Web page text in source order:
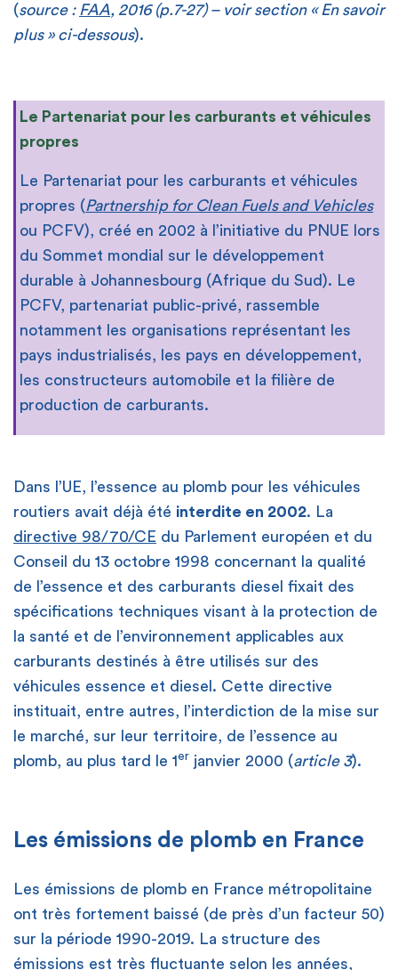
(source : FAA, 2016 (p.7-27) – voir section « En savoir
plus » ci-dessous).
Le Partenariat pour les carburants et véhicules
propres
Le Partenariat pour les carburants et véhicules
propres (Partnership for Clean Fuels and Vehicles
ou PCFV), créé en 2002 à l’initiative du PNUE lors
du Sommet mondial sur le développement
durable à Johannesbourg (Afrique du Sud). Le
PCFV, partenariat public-privé, rassemble
notamment les organisations représentant les
pays industrialisés, les pays en développement,
les constructeurs automobile et la filière de
production de carburants.
Dans l’UE, l’essence au plomb pour les véhicules
routiers avait déjà été interdite en 2002. La
directive 98/70/CE du Parlement européen et du
Conseil du 13 octobre 1998 concernant la qualité
de l’essence et des carburants diesel fixait des
spécifications techniques visant à la protection de
la santé et de l’environnement applicables aux
carburants destinés à être utilisés sur des
véhicules essence et diesel. Cette directive
instituait, entre autres, l’interdiction de la mise sur
le marché, sur leur territoire, de l’essence au
plomb, au plus tard le 1er janvier 2000 (article 3).
Les émissions de plomb en France
Les émissions de plomb en France métropolitaine
ont très fortement baissé (de près d’un facteur 50)
sur la période 1990-2019. La structure des
émissions est très fluctuante selon les années,